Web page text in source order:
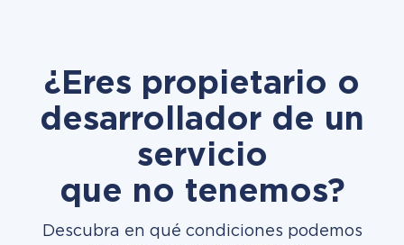
¿Eres propietario o
desarrollador de un
servicio
que no tenemos?
Descubra en qué condiciones podemos